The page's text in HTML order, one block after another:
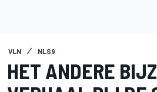
VLN NLS9
HET ANDERE